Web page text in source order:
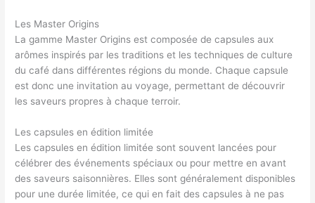
Les Master Origins
La gamme Master Origins est composée de capsules aux
arômes inspirés par les traditions et les techniques de culture
du café dans différentes régions du monde. Chaque capsule
est donc une invitation au voyage, permettant de découvrir
les saveurs propres à chaque terroir.
Les capsules en édition limitée
Les capsules en édition limitée sont souvent lancées pour
célébrer des événements spéciaux ou pour mettre en avant
des saveurs saisonnières. Elles sont généralement disponibles
pour une durée limitée, ce qui en fait des capsules à ne pas